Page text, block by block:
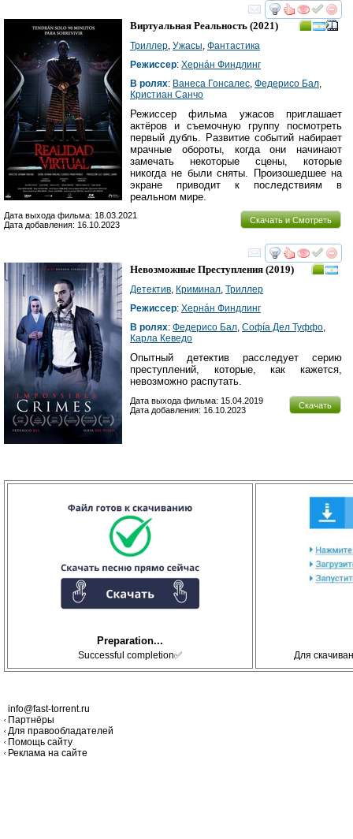
смотреть
Виртуальная Реальность (2021)
Триллер Ужасы Фантастика
Режиссер: Хернáн Финдлинг
В ролях: Ванеса Гонсалес Федериcо Бал
Кристиан Санчо
Режиссер фильма ужасов приглашает
актёров и съемочную группу посмотреть
первый дубль. Развитие событий набирает
мрачные обороты, когда они начинают
замечать некоторые сцены, которые
никогда не были сняты. Произошедшее на
экране приводит к последствиям в
реальном мире.
Скачать и Смотреть
Дата выхода фильма: 18.03.2021
Дата добавления: 16.10.2023
смотреть
Невозможные Преступления (2019)
Детектив, Криминал, Триллер
Режиссер: Хернáн Финдлинг
В ролях: Федериcо Бал, Софíа Дел Туффо,
Карла Кеведо
Опытный детектив расследует серию
преступлений, которые, как кажется,
невозможно распутать.
Скачать
Дата выхода фильма: 15.04.2019
Дата добавления: 16.10.2023
Preparation...
Successful completion✅ Для
info@fast-torrent.ru
Партнёры
Для правообладателей
Помощь сайту
Реклама на сайте